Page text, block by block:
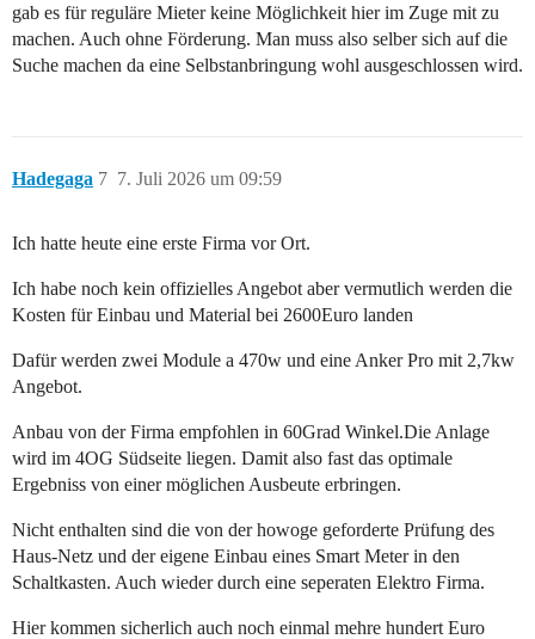
gab es für reguläre Mieter keine Möglichkeit hier im Zuge mit zu
machen. Auch ohne Förderung. Man muss also selber sich auf die
Suche machen da eine Selbstanbringung wohl ausgeschlossen wird.
Hadegaga 7. Juli 2026 um 09:59
7
Ich hatte heute eine erste Firma vor Ort.
Ich habe noch kein offizielles Angebot aber vermutlich werden die
Kosten für Einbau und Material bei 2600Euro landen
Dafür werden zwei Module a 470w und eine Anker Pro mit 2,7kw
Angebot.
Anbau von der Firma empfohlen in 60Grad Winkel.Die Anlage
wird im 4OG Südseite liegen. Damit also fast das optimale
Ergebniss von einer möglichen Ausbeute erbringen.
Nicht enthalten sind die von der howoge geforderte Prüfung des
Haus-Netz und der eigene Einbau eines Smart Meter in den
Schaltkasten. Auch wieder durch eine seperaten Elektro Firma.
Hier kommen sicherlich auch noch einmal mehre hundert Euro